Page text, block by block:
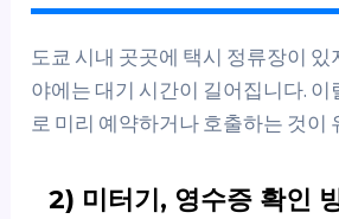
도쿄 시내 곳곳에 택시 정류장이 있
야에는 대기 시간이 길어집니다. 이
로 미리 예약하거나 호출하는 것이
2) 미터기, 영수증 확인